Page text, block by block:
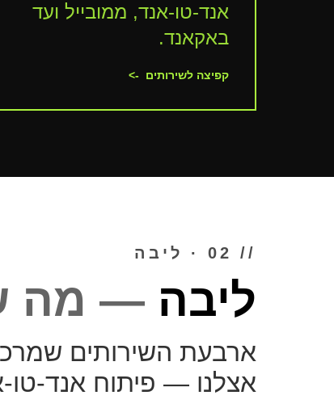
אנד-טו-אנד, ממובייל ועד
באקאנד.
קפיצה לשירותים ->
// 02 · ליבה
ליבה — מה
ארבעת השירותים
אצלנו — פיתוח אנד-